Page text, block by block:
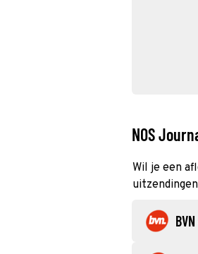
NOS
Wil je een
BVN